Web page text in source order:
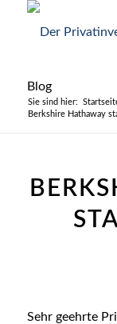
Blog
Sie sind hier:
Berkshire Hathaway
Sehr geehrte